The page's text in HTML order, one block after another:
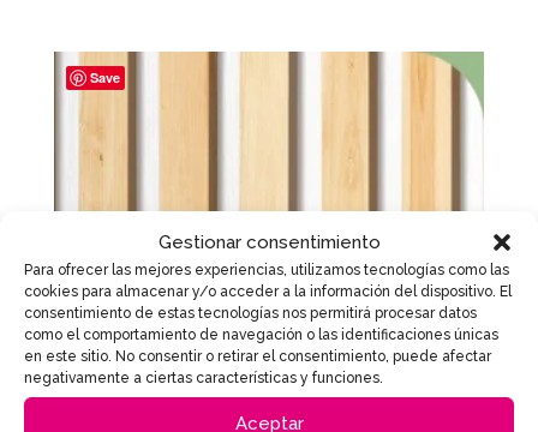
Gestionar consentimiento
Para ofrecer las mejores experiencias, utilizamos tecnologías como las
cookies para almacenar y/o acceder a la información del dispositivo. El
consentimiento de estas tecnologías nos permitirá procesar datos
como el comportamiento de navegación o las identificaciones únicas
en este sitio. No consentir o retirar el consentimiento, puede afectar
negativamente a ciertas características y funciones.
Aceptar
Save